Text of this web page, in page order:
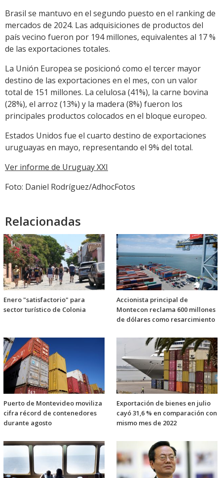
Brasil se mantuvo en el segundo puesto en el ranking de
mercados de 2024. Las adquisiciones de productos del
país vecino fueron por 194 millones, equivalentes al 17 %
de las exportaciones totales.
La Unión Europea se posicionó como el tercer mayor
destino de las exportaciones en el mes, con un valor
total de 151 millones. La celulosa (41%), la carne bovina
(28%), el arroz (13%) y la madera (8%) fueron los
principales productos colocados en el bloque europeo.
Estados Unidos fue el cuarto destino de exportaciones
uruguayas en mayo, representando el 9% del total.
Ver informe de Uruguay XXI
Foto: Daniel Rodríguez/AdhocFotos
Relacionadas
Enero "satisfactorio" para
sector turístico de Colonia
Accionista principal de
Montecon reclama 600 millones
de dólares como resarcimiento
Puerto de Montevideo moviliza
cifra récord de contenedores
durante agosto
Exportación de bienes en julio
cayó 31,6 % en comparación con
mismo mes de 2022